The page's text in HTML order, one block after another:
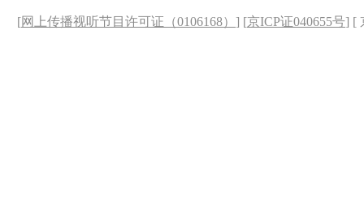
[网上传播视听节目许可证（0106168） ] [京ICP证040655号] [